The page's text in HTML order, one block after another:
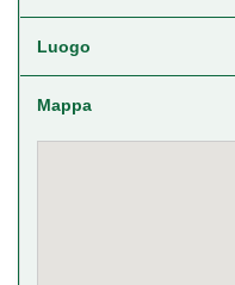
Luogo
Mappa